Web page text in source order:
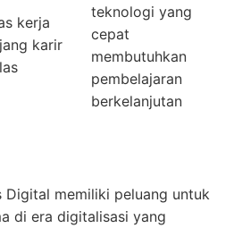
kerja
karir
teknologi yang
cepat
membutuhkan
pembelajaran
berkelanjutan
Digital memiliki peluang untuk
di era digitalisasi yang